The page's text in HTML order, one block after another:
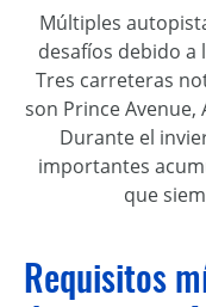
Múltiples
desafíos debido a
Tres carreteras
son Prince Avenue,
Durante el
importantes
que
Requisitos